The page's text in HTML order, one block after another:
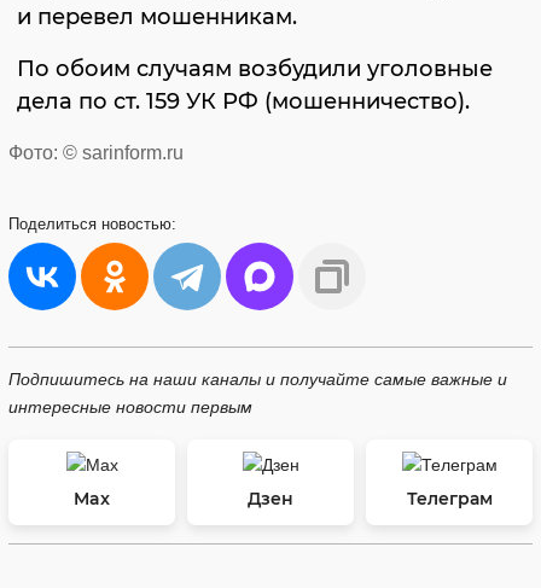
и перевел мошенникам.
По обоим случаям возбудили уголовные
дела по ст. 159 УК РФ (мошенничество).
Фото: © sarinform.ru
Поделиться новостью:
Подпишитесь на наши каналы и получайте самые важные и
интересные новости первым
Max Дзен Телеграм